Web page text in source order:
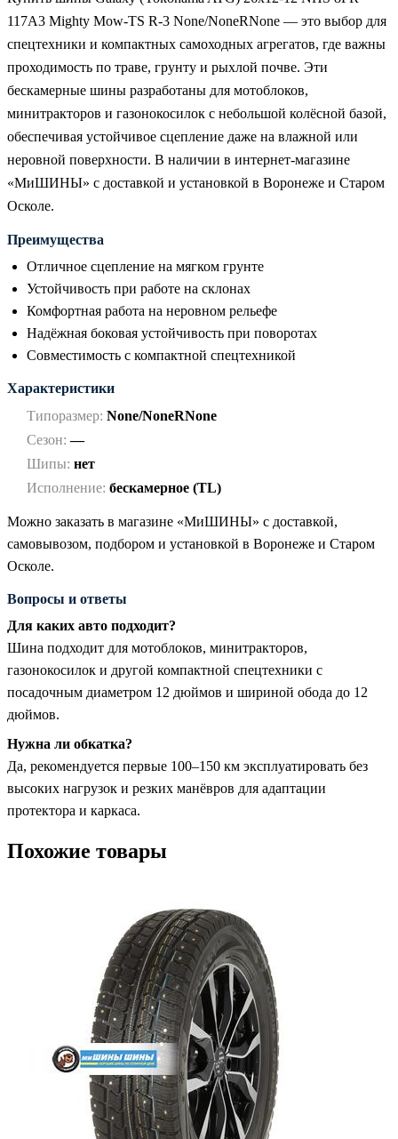
117A3 Mighty Mow-TS R-3 None/NoneRNone — это выбор для
спецтехники и компактных самоходных агрегатов, где важны
проходимость по траве, грунту и рыхлой почве. Эти
бескамерные шины разработаны для мотоблоков,
минитракторов и газонокосилок с небольшой колёсной базой,
обеспечивая устойчивое сцепление даже на влажной или
неровной поверхности. В наличии в интернет-магазине
«МиШИНЫ» с доставкой и установкой в Воронеже и Старом
Осколе.
Преимущества
Отличное сцепление на мягком грунте
Устойчивость при работе на склонах
Комфортная работа на неровном рельефе
Надёжная боковая устойчивость при поворотах
Совместимость с компактной спецтехникой
Характеристики
Типоразмер: None/NoneRNone
Сезон: —
Шипы: нет
Исполнение: бескамерное (TL)
Можно заказать в магазине «МиШИНЫ» с доставкой,
самовывозом, подбором и установкой в Воронеже и Старом
Осколе.
Вопросы и ответы
Для каких авто подходит?
Шина подходит для мотоблоков, минитракторов,
газонокосилок и другой компактной спецтехники с
посадочным диаметром 12 дюймов и шириной обода до 12
дюймов.
Нужна ли обкатка?
Да, рекомендуется первые 100–150 км эксплуатировать без
высоких нагрузок и резких манёвров для адаптации
протектора и каркаса.
Похожие товары